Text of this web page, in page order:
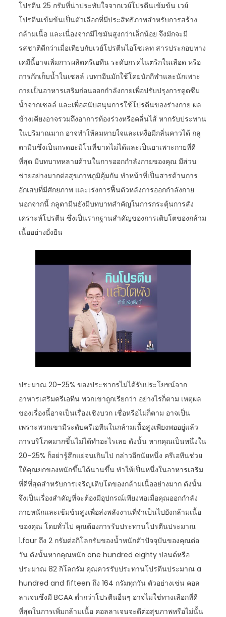
โปรตีน 25 กรัมที่น่าประทับใจจากเวย์โปรตีนเข้มข้น เวย์
โปรตีนเข้มข้นเป็นตัวเลือกที่มีประสิทธิภาพสำหรับการสร้าง
กล้ามเนื้อ และเนื่องจากมีไขมันสูงกว่าเล็กน้อย จึงมักจะมี
รสชาติดีกว่าเมื่อเทียบกับเวย์โปรตีนไอโซเลท สารประกอบทาง
เคมีนี้อาจเพิ่มการผลิตครีเอทีน ระดับกรดไนตริกในเลือด หรือ
การกักเก็บน้ำในเซลล์ เบทาอีนมักใช้โดยนักกีฬาและนักเพาะ
กายเป็นอาหารเสริมก่อนออกกำลังกายเพื่อปรับปรุงการดูดซึม
น้ำจากเซลล์ และเพื่อสนับสนุนการใช้โปรตีนของร่างกาย ผล
ข้างเคียงอาจรวมถึงอาการท้องร่วงหรือคลื่นไส้ หากรับประทาน
ในปริมาณมาก อาจทำให้ลมหายใจและเหงื่อมีกลิ่นคาวได้ กลู
ตามีนซึ่งเป็นกรดอะมิโนที่ขาดไม่ได้และเป็นยาเพาะกายที่ดี
ที่สุด มีบทบาทหลายด้านในการออกกำลังกายของคุณ มีส่วน
ช่วยอย่างมากต่อสุขภาพภูมิคุ้มกัน ทำหน้าที่เป็นสารต้านการ
อักเสบที่มีศักยภาพ และเร่งการฟื้นตัวหลังการออกกำลังกาย
นอกจากนี้ กลูตามีนยังมีบทบาทสำคัญในการกระตุ้นการสัง
เคราะห์โปรตีน ซึ่งเป็นรากฐานสำคัญของการเติบโตของกล้าม
เนื้ออย่างยั่งยืน
ประมาณ 20–25% ของประชากรไม่ได้รับประโยชน์จาก
อาหารเสริมครีเอทีน พวกเขาถูกเรียกว่า อย่างไรก็ตาม เหตุผล
ของเรื่องนี้อาจเป็นเรื่องเชิงบวก เชื่อหรือไม่ก็ตาม อาจเป็น
เพราะพวกเขามีระดับครีเอทีนในกล้ามเนื้อสูงเพียงพออยู่แล้ว
การบริโภคมากขึ้นไม่ได้ทำอะไรเลย ดังนั้น หากคุณเป็นหนึ่งใน
20–25% ก็อย่ารู้สึกแย่จนเกินไป กล่าวอีกนัยหนึ่ง ครีเอทีนช่วย
ให้คุณยกของหนักขึ้นได้นานขึ้น ทำให้เป็นหนึ่งในอาหารเสริม
ที่ดีที่สุดสำหรับการเจริญเติบโตของกล้ามเนื้ออย่างมาก ดังนั้น
จึงเป็นเรื่องสำคัญที่จะต้องมีอุปกรณ์เพียงพอเมื่อคุณออกกำลัง
กายหนักและเข้มข้นสูงเพื่อส่งพลังงานที่จำเป็นไปยังกล้ามเนื้อ
ของคุณ โดยทั่วไป คุณต้องการรับประทานโปรตีนประมาณ
1.four ถึง 2 กรัมต่อกิโลกรัมของน้ำหนักตัวปัจจุบันของคุณต่อ
วัน ดังนั้นหากคุณหนัก one hundred eighty ปอนด์หรือ
ประมาณ 82 กิโลกรัม คุณควรรับประทานโปรตีนประมาณ a
hundred and fifteen ถึง 164 กรัมทุกวัน ตัวอย่างเช่น คอล
ลาเจนซึ่งมี BCAA ต่ำกว่าโปรตีนอื่นๆ อาจไม่ใช่ทางเลือกที่ดี
ที่สุดในการเพิ่มกล้ามเนื้อ คอลลาเจนจะดีต่อสุขภาพหรือไม่นั้น